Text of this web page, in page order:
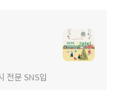
전문 SNS입